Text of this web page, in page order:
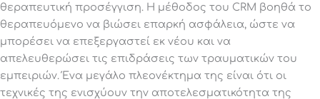
θεραπευτική προσέγγιση. Η μέθοδος του CRM βοηθά το
θεραπευόμενο να βιώσει επαρκή ασφάλεια, ώστε να
μπορέσει να επεξεργαστεί εκ νέου και να
απελευθερώσει τις επιδράσεις των τραυματικών του
εμπειριών. Ένα μεγάλο πλεονέκτημα της είναι ότι οι
τεχνικές της ενισχύουν την αποτελεσματικότητα της